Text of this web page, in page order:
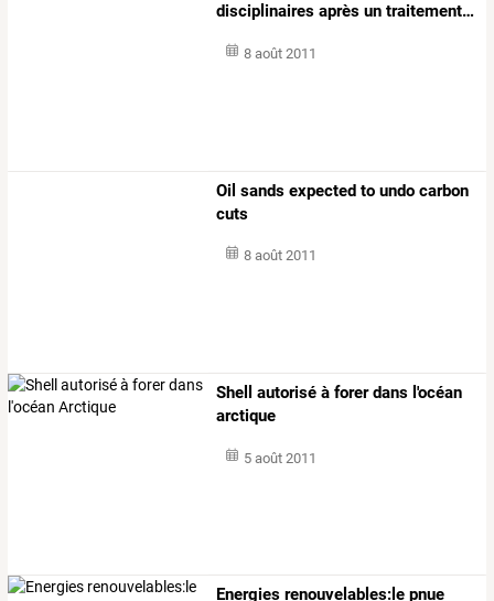
disciplinaires après un traitement…
8 août 2011
Oil sands expected to undo carbon
cuts
8 août 2011
Shell autorisé à forer dans l'océan
arctique
5 août 2011
Energies renouvelables:le pnue